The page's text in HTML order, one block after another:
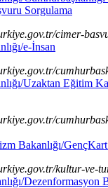
Sorgulama
cimer-
e-İnsan
Uzaktan Eğitim
Bakanlığı/
kultur-ve-
Dezenformasyon